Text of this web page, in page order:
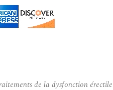
de la dysfonction